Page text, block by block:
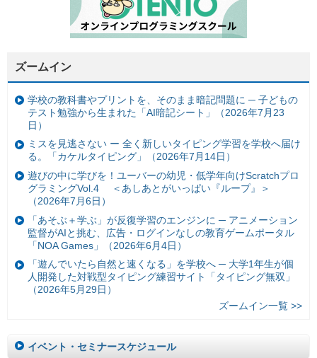
ズームイン
学校の教科書やプリントを、そのまま暗記問題に ─ 子どもの
テスト勉強から生まれた「AI暗記シート」（2026年7月23
日）
ミスを見逃さない ー 全く新しいタイピング学習を学校へ届け
る。「カケルタイピング」（2026年7月14日）
遊びの中に学びを！ユーバーの幼児・低学年向けScratchプロ
グラミングVol.4 ＜あしあとがいっぱい『ループ』＞
（2026年7月6日）
「あそぶ＋学ぶ」が反復学習のエンジンに ─ アニメーション
監督がAIと挑む、広告・ログインなしの教育ゲームポータル
「NOA Games」（2026年6月4日）
「遊んでいたら自然と速くなる」を学校へ ─ 大学1年生が個
人開発した対戦型タイピング練習サイト「タイピング無双」
（2026年5月29日）
ズームイン一覧 >>
イベント・セミナースケジュール